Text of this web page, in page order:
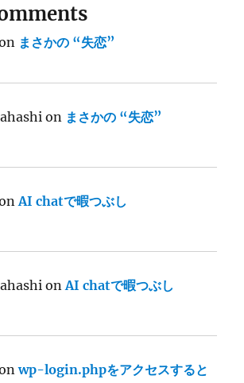
まさかの “失恋”
on まさかの “失恋”
AI chatで暇つぶし
onAI chatで暇つぶし
wp-login.phpをアクセスすると